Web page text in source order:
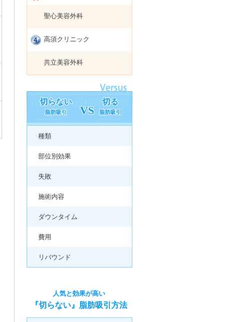
聖心美容外科
高須クリニック
共立美容外科
切らない
脂肪吸引 VS
切る
脂肪吸引
種類
部位別効果
失敗
施術内容
ダウンタイム
費用
リバウンド
人気と効果が高い
『切らない』脂肪吸引方法